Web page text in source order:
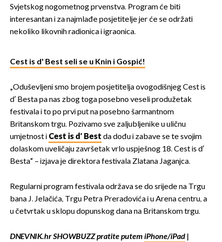
Svjetskog nogometnog prvenstva. Program će biti
interesantan i za najmlađe posjetitelje jer će se održati
nekoliko likovnih radionica i igraonica.
Cest is d' Best seli se u Knin i Gospić!
„Oduševljeni smo brojem posjetitelja ovogodišnjeg Cest is
d′ Besta pa nas zbog toga posebno veseli produžetak
festivala i to po prvi put na posebno šarmantnom
Britanskom trgu. Pozivamo sve zaljubljenike u uličnu
umjetnost i Cest is d′ Best da dođu i zabave se te svojim
dolaskom uveličaju završetak vrlo uspješnog 18. Cest is d′
Besta“ – izjava je direktora festivala Zlatana Jaganjca.
Regularni program festivala održava se do srijede na Trgu
bana J. Jelačića, Trgu Petra Preradovića i u Arena centru, a
u četvrtak u sklopu dopunskog dana na Britanskom trgu.
DNEVNIK.hr SHOWBUZZ pratite putem iPhone/iPad |